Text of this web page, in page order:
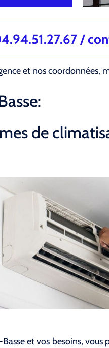
/
et nos coordonnées,
de
et vos besoins,